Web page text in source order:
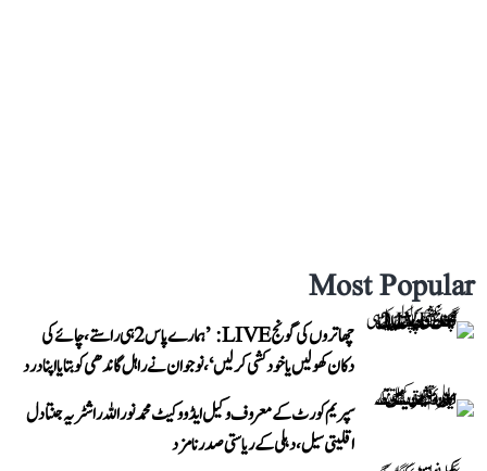
Most Popular
چھاتروں کی گونج LIVE: ’ہمارے پاس 2 ہی راستے، چائے کی
دکان کھولیں یا خودکشی کر لیں‘، نوجوان نے راہل گاندھی کو بتایا اپنا درد
سپریم کورٹ کے معروف وکیل ایڈووکیٹ محمد نور اللہ راشٹریہ جنتا دل
اقلیتی سیل، دہلی کے ریاستی صدر نامزد